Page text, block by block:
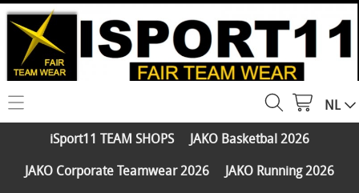
HOME
WEBSHOP
NL
iSport11 TEAM SHOPS
JAKO Basketbal 2026
JAKO Corporate Teamwear 2026
JAKO Running 2026